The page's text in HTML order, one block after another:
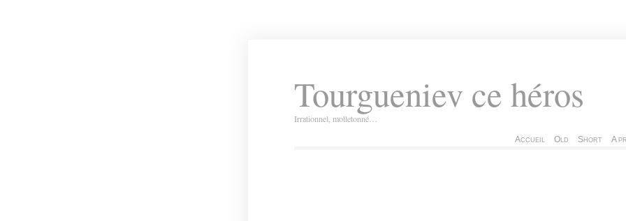
Tourgueniev ce héros
Irrationnel, molletonné…
Accueil Old Short A